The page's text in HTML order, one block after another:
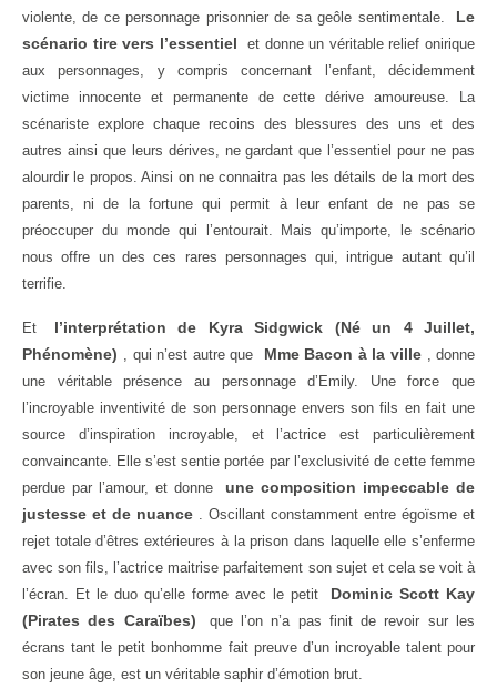
violente, de ce personnage prisonnier de sa geôle sentimentale.
Le
scénario tire vers l’essentiel
et donne un véritable relief onirique
aux personnages, y compris concernant l’enfant, décidemment
victime innocente et permanente de cette dérive amoureuse. La
scénariste explore chaque recoins des blessures des uns et des
autres ainsi que leurs dérives, ne gardant que l’essentiel pour ne pas
alourdir le propos. Ainsi on ne connaitra pas les détails de la mort des
parents, ni de la fortune qui permit à leur enfant de ne pas se
préoccuper du monde qui l’entourait. Mais qu’importe, le scénario
nous offre un des ces rares personnages qui, intrigue autant qu’il
terrifie.
Et
l’interprétation de Kyra Sidgwick (Né un 4 Juillet,
Phénomène) , qui n’est autre que Mme Bacon à la ville , donne
une véritable présence au personnage d’Emily. Une force que
l’incroyable inventivité de son personnage envers son fils en fait une
source d’inspiration incroyable, et l’actrice est particulièrement
convaincante. Elle s’est sentie portée par l’exclusivité de cette femme
perdue par l’amour, et donne
une composition impeccable de
justesse et de nuance . Oscillant constamment entre égoïsme et
rejet totale d’êtres extérieures à la prison dans laquelle elle s’enferme
avec son fils, l’actrice maitrise parfaitement son sujet et cela se voit à
l’écran. Et le duo qu’elle forme avec le petit
Dominic Scott Kay
(Pirates des Caraïbes)
que l’on n’a pas finit de revoir sur les
écrans tant le petit bonhomme fait preuve d’un incroyable talent pour
son jeune âge, est un véritable saphir d’émotion brut.